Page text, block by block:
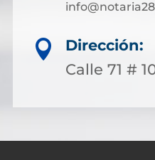

Dirección:
Calle 71 #